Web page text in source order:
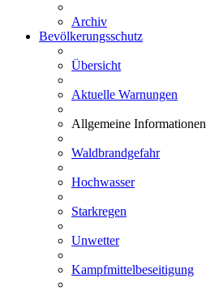
Archiv
Bevölkerungsschutz
Übersicht
Aktuelle Warnungen
Allgemeine Informationen
Waldbrandgefahr
Hochwasser
Starkregen
Unwetter
Kampfmittelbeseitigung